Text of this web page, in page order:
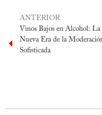
ANTERIOR
Vinos Bajos en Alcohol: La
Nueva Era de la
Sofisticada